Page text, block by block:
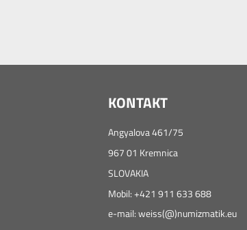
KONTAKT
Angyalova 461/75
967 01 Kremnica
SLOVAKIA
Mobil: +421 911 633 688
e-mail: weiss(@)numizmatik.eu